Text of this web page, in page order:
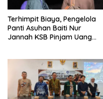
Terhimpit Biaya, Pengelola
Panti Asuhan Baiti Nur
Jannah KSB Pinjam Uang
Kunjung Tuntas